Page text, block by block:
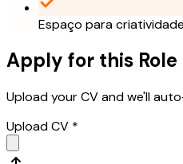
Espaço para criatividade
Apply for this Role
Upload your CV and we'll
Upload CV *